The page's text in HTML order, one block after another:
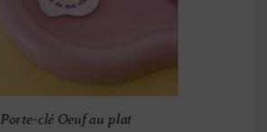
Porte-clé Oeuf au plat